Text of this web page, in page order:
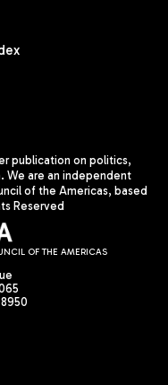
publication on politics,
We are an independent
of the Americas, based
Reserved
OF THE AMERICAS